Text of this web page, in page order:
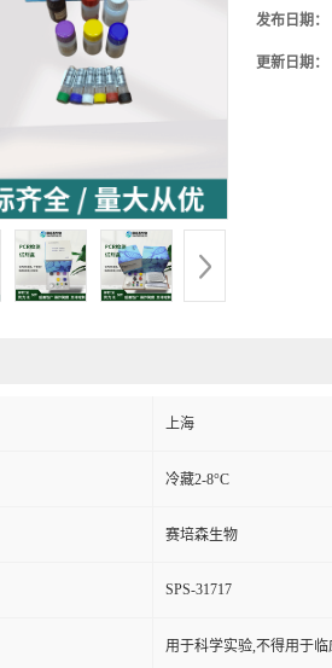
发布日期：
更新日期：
上海
冷藏2-8°C
赛培森生物
SPS-31717
用于科学实验,不得用于临